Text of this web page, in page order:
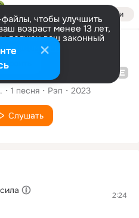
Войти
чтобы улучшить
возраст менее 13 лет,
должен ваш законный
информации
1 песня Рэп 2023
Слушать
2:24